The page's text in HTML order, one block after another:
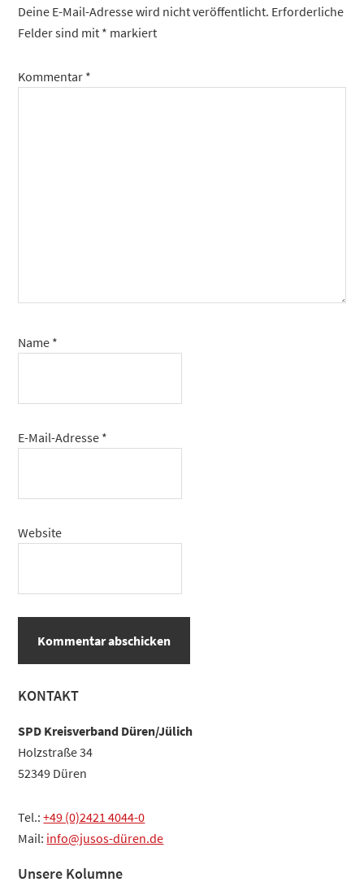
Deine E-Mail-Adresse wird nicht veröffentlicht. Erforderliche
Felder sind mit * markiert
Kommentar *
Name *
E-Mail-Adresse *
Website
Haupt-
Sidebar
KONTAKT
SPD Kreisverband Düren/Jülich
Holzstraße 34
52349 Düren
Tel.:+49 (0)2421 4044-0
Mail: info@jusos-düren.de
Unsere Kolumne